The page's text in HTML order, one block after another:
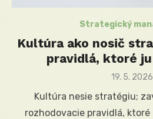
Strategický
Kultúra ako nosič
pravidlá, ktoré
Posted
19. 5. 2026
Kultúra nesie stratégiu;
rozhodovacie pravidlá,